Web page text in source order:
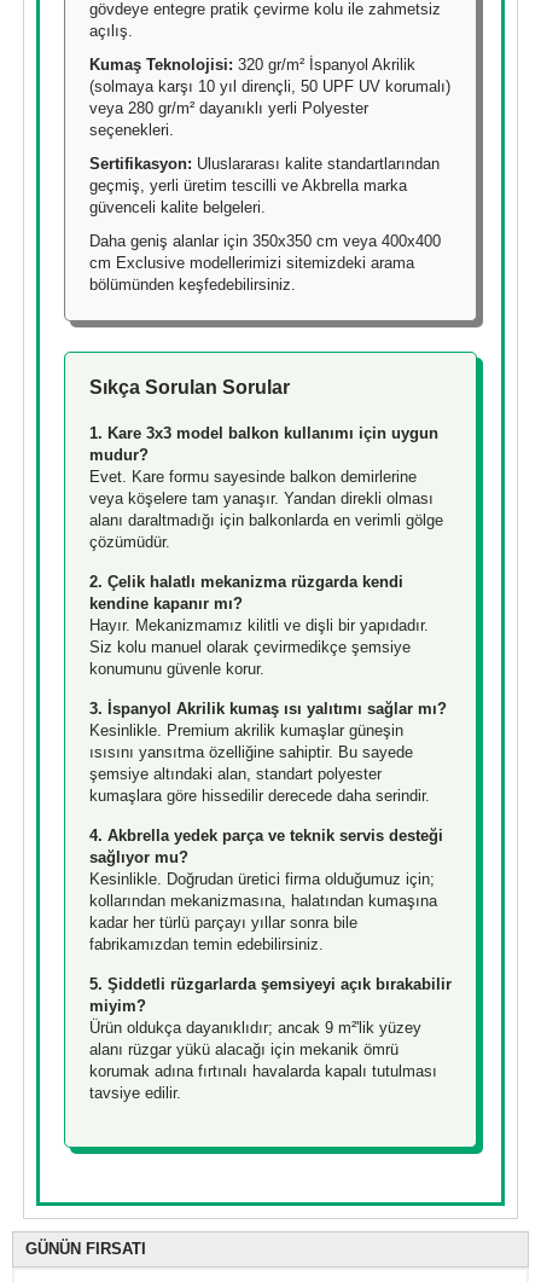
gövdeye entegre pratik çevirme kolu ile zahmetsiz
açılış.
Kumaş Teknolojisi: 320 gr/m² İspanyol Akrilik
(solmaya karşı 10 yıl dirençli, 50 UPF UV korumalı)
veya 280 gr/m² dayanıklı yerli Polyester
seçenekleri.
Sertifikasyon: Uluslararası kalite standartlarından
geçmiş, yerli üretim tescilli ve Akbrella marka
güvenceli kalite belgeleri.
Daha geniş alanlar için 350x350 cm veya 400x400
cm Exclusive modellerimizi sitemizdeki arama
bölümünden keşfedebilirsiniz.
Sıkça Sorulan Sorular
1. Kare 3x3 model balkon kullanımı için uygun
mudur?
Evet. Kare formu sayesinde balkon demirlerine
veya köşelere tam yanaşır. Yandan direkli olması
alanı daraltmadığı için balkonlarda en verimli gölge
çözümüdür.
2. Çelik halatlı mekanizma rüzgarda kendi
kendine kapanır mı?
Hayır. Mekanizmamız kilitli ve dişli bir yapıdadır.
Siz kolu manuel olarak çevirmedikçe şemsiye
konumunu güvenle korur.
3. İspanyol Akrilik kumaş ısı yalıtımı sağlar mı?
Kesinlikle. Premium akrilik kumaşlar güneşin
ısısını yansıtma özelliğine sahiptir. Bu sayede
şemsiye altındaki alan, standart polyester
kumaşlara göre hissedilir derecede daha serindir.
4. Akbrella yedek parça ve teknik servis desteği
sağlıyor mu?
Kesinlikle. Doğrudan üretici firma olduğumuz için;
kollarından mekanizmasına, halatından kumaşına
kadar her türlü parçayı yıllar sonra bile
fabrikamızdan temin edebilirsiniz.
5. Şiddetli rüzgarlarda şemsiyeyi açık bırakabilir
miyim?
Ürün oldukça dayanıklıdır; ancak 9 m²'lik yüzey
alanı rüzgar yükü alacağı için mekanik ömrü
korumak adına fırtınalı havalarda kapalı tutulması
tavsiye edilir.
GÜNÜN FIRSATI